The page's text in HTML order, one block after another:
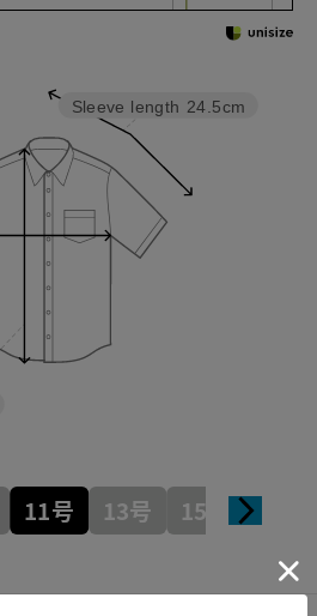
Sleeve length 24.5cm
11号 13号 15号